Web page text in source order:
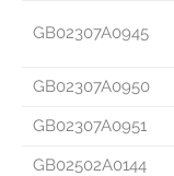
GB02307A0945
GB02307A0950
GB02307A0951
GB02502A0144